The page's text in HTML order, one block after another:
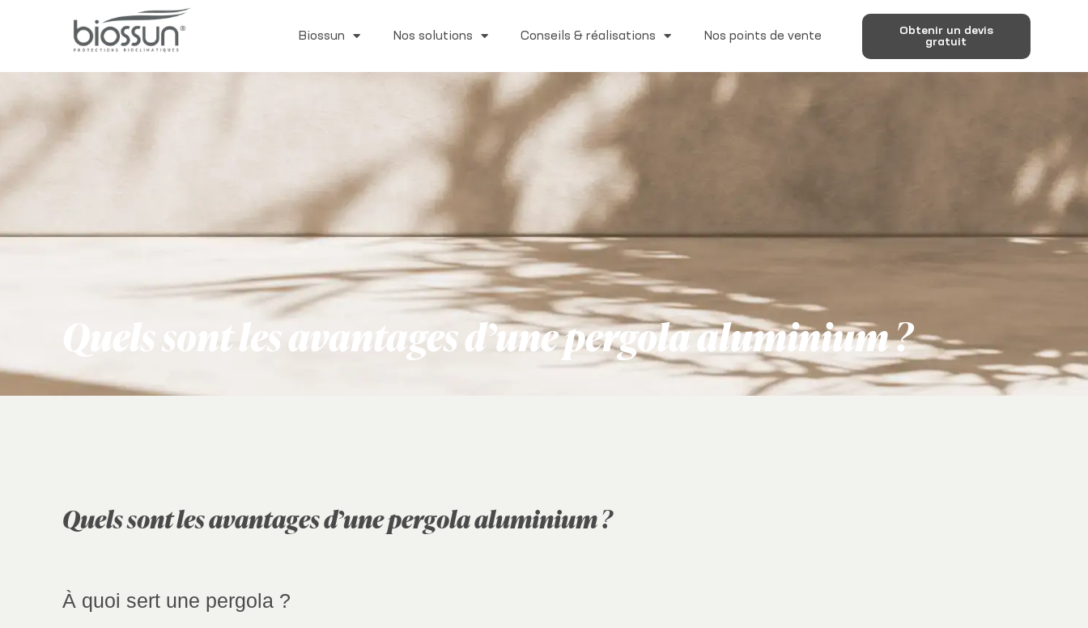
Biossun Nos solutions Conseils & réalisations Nos points de vente
Obtenir un devis
gratuit
Quels sont les avantages d’une pergola aluminium ?
Quels sont les avantages d’une pergola aluminium ?
À quoi sert une pergola ?